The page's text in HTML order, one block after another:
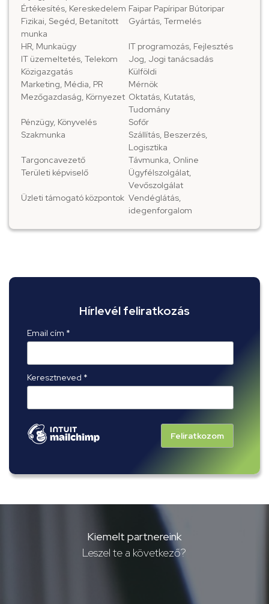
Értékesítés, Kereskedelem Faipar Papíripar Bútoripar
Fizikai, Segéd, Betanított
munka
Gyártás, Termelés
HR, Munkaügy
IT programozás, Fejlesztés
IT üzemeltetés, Telekom
Jog, Jogi tanácsadás
Közigazgatás
Külföldi
Marketing, Média, PR
Mérnök
Mezőgazdaság, Környezet Oktatás, Kutatás,
Tudomány
Pénzügy, Könyvelés
Sofőr
Szakmunka
Szállítás, Beszerzés,
Logisztika
Targoncavezető
Távmunka, Online
Területi képviselő
Ügyfélszolgálat,
Vevőszolgálat
Üzleti támogató központok Vendéglátás,
idegenforgalom
Hírlevél feliratkozás
Email cím *
Keresztneved *
Kiemelt partnereink
Leszel te a következő?